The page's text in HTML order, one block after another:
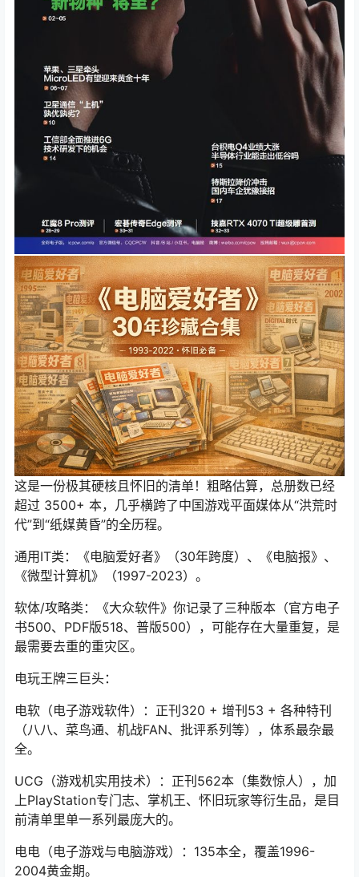
这是一份极其硬核且怀旧的清单！粗略估算，总册数已经
超过 3500+ 本，几乎横跨了中国游戏平面媒体从“洪荒时
代”到“纸媒黄昏”的全历程。
通用IT类：《电脑爱好者》（30年跨度）、《电脑报》、
《微型计算机》（1997-2023）。
软体/攻略类：《大众软件》你记录了三种版本（官方电子
书500、PDF版518、普版500），可能存在大量重复，是
最需要去重的重灾区。
电玩王牌三巨头：
电软（电子游戏软件）：正刊320 + 增刊53 + 各种特刊
（八八、菜鸟通、机战FAN、批评系列等），体系最杂最
全。
UCG（游戏机实用技术）：正刊562本（集数惊人），加
上PlayStation专门志、掌机王、怀旧玩家等衍生品，是目
前清单里单一系列最庞大的。
电电（电子游戏与电脑游戏）：135本全，覆盖1996-
2004黄金期。